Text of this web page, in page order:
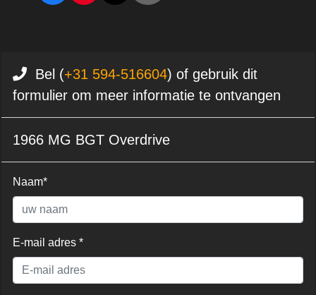
Bel (+31 594-516604) of gebruik dit
formulier om meer informatie te ontvangen
1966 MG BGT Overdrive
Naam*
E-mail adres *